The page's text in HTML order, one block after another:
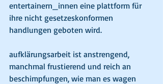
entertainern_innen eine plattform für
ihre nicht gesetzeskonformen
handlungen geboten wird.
aufklärungsarbeit ist anstrengend,
manchmal frustierend und reich an
beschimpfungen, wie man es wagen